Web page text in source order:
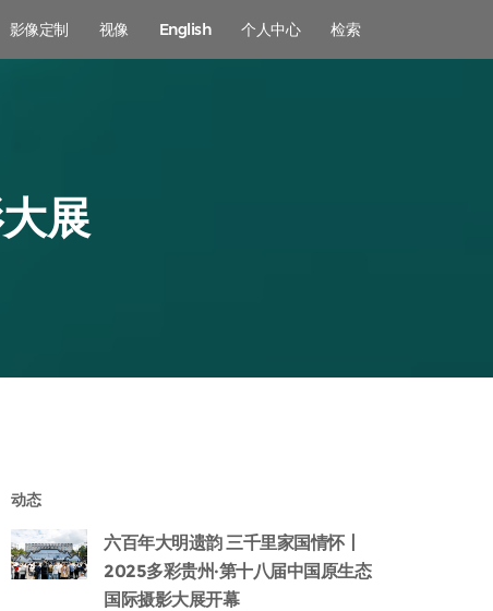
影像定制 视像 English 个人中心 检索
展
动态
六百年大明遗韵 三千里家国情怀丨
2025多彩贵州·第十八届中国原生态
国际摄影大展开幕